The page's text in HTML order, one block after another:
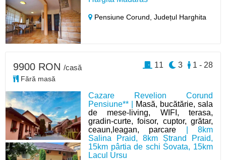
Pensiune Corund,Județul Harghita
Cazare Revelion Corund
Pensiune** |
Masă, bucătărie, sala
de mese-living, WIFI, terasa,
gradin-curte, foisor, cuptor, grătar,
ceaun,leagan, parcare | 8km
Salina Praid, 8km Ștrand Praid,
15km pârtia de schi Sovata, 15km
Lacul Ursu
9900 RON /casă
Fără masă
1 - 28
3
11